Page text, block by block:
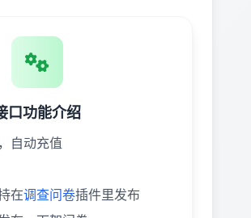
口功能介绍
自动充值
在调查问卷插件里发布